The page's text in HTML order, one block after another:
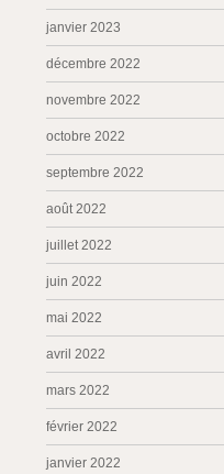
janvier 2023
décembre 2022
novembre 2022
octobre 2022
septembre 2022
août 2022
juillet 2022
juin 2022
mai 2022
avril 2022
mars 2022
février 2022
janvier 2022